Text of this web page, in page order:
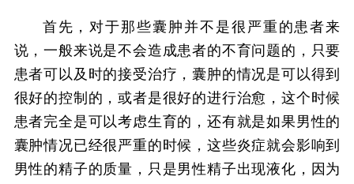
首先，对于那些囊肿并不是很严重的患者来
说，一般来说是不会造成患者的不育问题的，只要
患者可以及时的接受治疗，囊肿的情况是可以得到
很好的控制的，或者是很好的进行治愈，这个时候
患者完全是可以考虑生育的，还有就是如果男性的
囊肿情况已经很严重的时候，这些炎症就会影响到
男性的精子的质量，只是男性精子出现液化，因为